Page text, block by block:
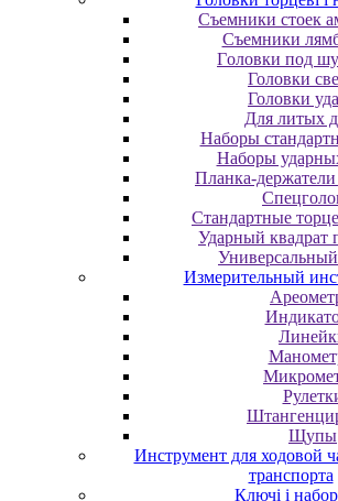
Cъeмники cтoeк
Cъeмники
Гoлoвки пoд
Головки
Головки
Для литых
Наборы
Наборы
Планка-
Стандартные
Ударный квадрат
Измерительный
Щупы
Инструмент для ходовой
транспорта
Ключі і